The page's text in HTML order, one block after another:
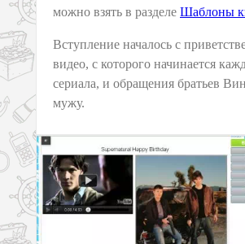
можно взять в разделе Шаблоны
Вступление началось с
видео, с которого начинается
сериала, и обращения братьев
мужу.